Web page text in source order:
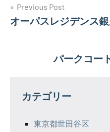
投
稿
ー
Previous Post
オーパスレジデンス
パークコー
カテゴリー
東京都世田谷区